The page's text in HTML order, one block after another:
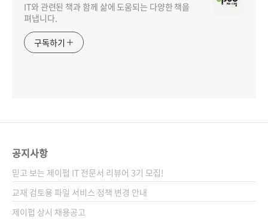
IT와 관련된 책과 함께 삶에 도움되는 다양한 책을
펴냅니다.
구독하기
공지사항
믿고 보는 제이펍 IT 전문서 리뷰어 3기 모집!
교재 검토용 파일 서비스 정책 변경 안내
제이펍 상시 채용공고